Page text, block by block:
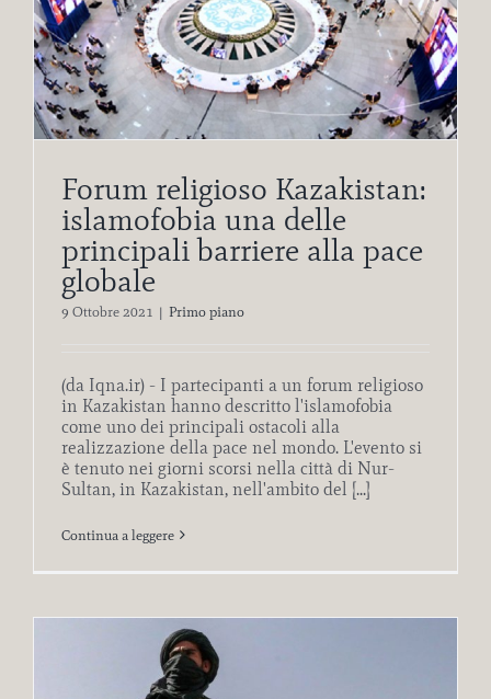
Forum religioso Kazakistan:
islamofobia una delle
principali barriere alla pace
globale
9 Ottobre 2021 | Primo piano
(da Iqna.ir) - I partecipanti a un forum religioso
in Kazakistan hanno descritto l'islamofobia
come uno dei principali ostacoli alla
realizzazione della pace nel mondo. L'evento si
è tenuto nei giorni scorsi nella città di Nur-
Sultan, in Kazakistan, nell'ambito del [...]
Continua a leggere